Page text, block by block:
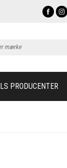
PRODUCENTER